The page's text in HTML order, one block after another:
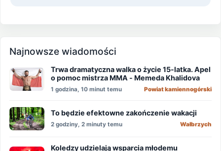
Najnowsze wiadomości
Trwa dramatyczna walka o życie 15-latka. Apel
o pomoc mistrza MMA - Memeda Khalidova
1 godzina, 10 minut temu Powiat kamiennogórski
To będzie efektowne zakończenie wakacji
2 godziny, 2 minuty temu Wałbrzych
Koledzy udzielają wsparcia młodemu